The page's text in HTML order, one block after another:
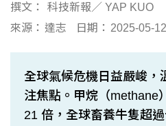
撰文： 科技新報／ YAP KUO
來源： 達志 日期： 2025-05-12
全球氣候危機日益嚴峻，
注焦點。甲烷（methane
21 倍，全球畜養牛隻超